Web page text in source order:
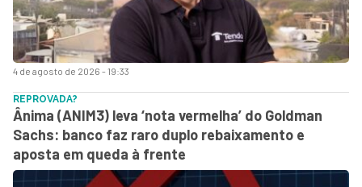
4 de agosto de 2026 - 19:33
REPROVADA?
Ânima (ANIM3) leva ‘nota vermelha’ do Goldman
Sachs: banco faz raro duplo rebaixamento e
aposta em queda à frente